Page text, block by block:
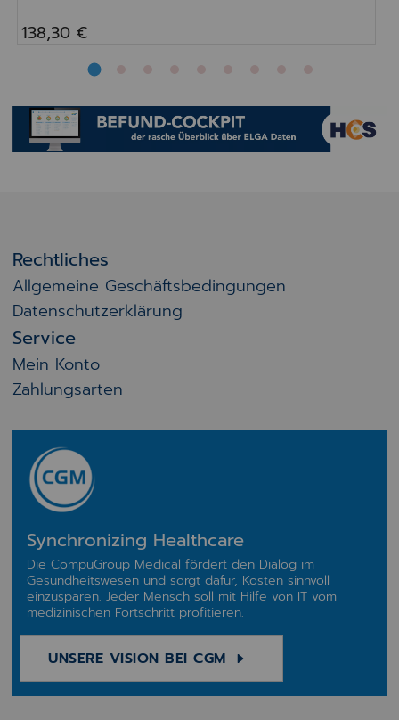
138,30 €
Bilder
Vor
Rechtliches
Allgemeine Geschäftsbedingungen
Datenschutzerklärung
Service
Mein Konto
Zahlungsarten
Synchronizing Healthcare
Die CompuGroup Medical fördert den Dialog im
Gesundheitswesen und sorgt dafür, Kosten sinnvoll
einzusparen. Jeder Mensch soll mit Hilfe von IT vom
medizinischen Fortschritt profitieren.
UNSERE VISION BEI CGM